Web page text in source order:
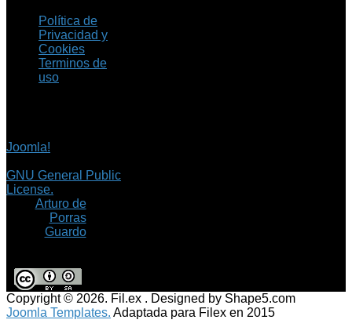
Política de
Privacidad y
Cookies
Terminos de
uso
Joomla!
GNU General Public
License.
Arturo de
Porras
Guardo
Copyright © 2026. Fil.ex . Designed by Shape5.com
Joomla Templates. Adaptada para Filex en 2015